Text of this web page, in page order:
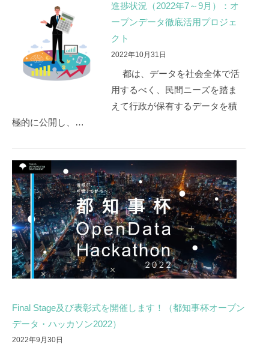
進捗状況（2022年7～9月）：オ
ープンデータ徹底活用プロジェ
クト
2022年10月31日
都は、データを社会全体で活
用するべく、民間ニーズを踏ま
えて行政が保有するデータを積
極的に公開し、…
Final Stage及び表彰式を開催します！（都知事杯オープン
データ・ハッカソン2022）
2022年9月30日